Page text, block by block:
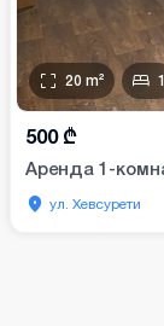
20 m² 1
500 ₾
Аренда 1-
ул. Хевсурети